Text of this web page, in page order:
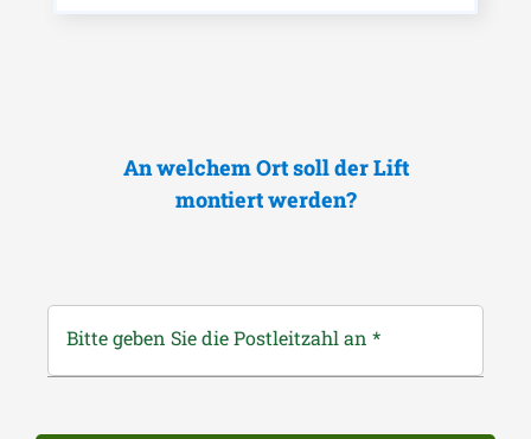
An welchem Ort soll der Lift
montiert werden?
Bitte geben Sie die Postleitzahl an *